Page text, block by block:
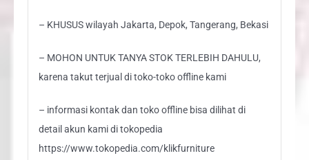
– KHUSUS wilayah Jakarta, Depok, Tangerang, Bekasi
– MOHON UNTUK TANYA STOK TERLEBIH DAHULU,
karena takut terjual di toko-toko offline kami
– informasi kontak dan toko offline bisa dilihat di
detail akun kami di tokopedia
https://www.tokopedia.com/klikfurniture